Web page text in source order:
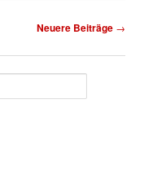
Neuere Beiträge →